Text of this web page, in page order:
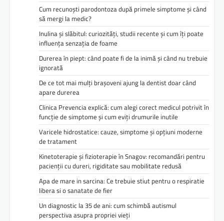
Cum recunoști parodontoza după primele simptome și când
să mergi la medic?
Inulina și slăbitul: curiozități, studii recente și cum îți poate
influența senzația de foame
Durerea în piept: când poate fi de la inimă și când nu trebuie
ignorată
De ce tot mai mulți brașoveni ajung la dentist doar când
apare durerea
Clinica Prevencia explică: cum alegi corect medicul potrivit în
funcție de simptome și cum eviți drumurile inutile
Varicele hidrostatice: cauze, simptome și opțiuni moderne
de tratament
Kinetoterapie și fizioterapie în Snagov: recomandări pentru
pacienții cu dureri, rigiditate sau mobilitate redusă
Apa de mare in sarcina: Ce trebuie stiut pentru o respiratie
libera si o sanatate de fier
Un diagnostic la 35 de ani: cum schimbă autismul
perspectiva asupra propriei vieți